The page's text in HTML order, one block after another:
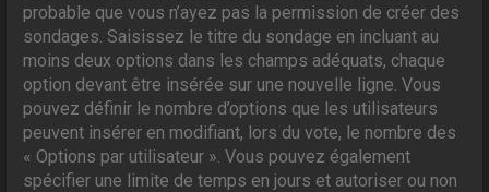
probable que vous n’ayez pas la permission de créer des
sondages. Saisissez le titre du sondage en incluant au
moins deux options dans les champs adéquats, chaque
option devant être insérée sur une nouvelle ligne. Vous
pouvez définir le nombre d’options que les utilisateurs
peuvent insérer en modifiant, lors du vote, le nombre des
« Options par utilisateur ». Vous pouvez également
spécifier une limite de temps en jours et autoriser ou non